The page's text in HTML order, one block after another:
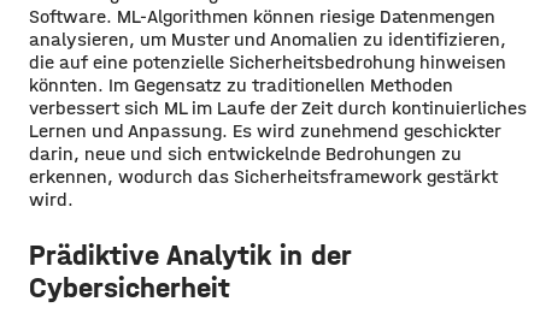
Software. ML-Algorithmen können riesige Datenmengen
analysieren, um Muster und Anomalien zu identifizieren,
die auf eine potenzielle Sicherheitsbedrohung hinweisen
könnten. Im Gegensatz zu traditionellen Methoden
verbessert sich ML im Laufe der Zeit durch kontinuierliches
Lernen und Anpassung. Es wird zunehmend geschickter
darin, neue und sich entwickelnde Bedrohungen zu
erkennen, wodurch das Sicherheitsframework gestärkt
wird.
Prädiktive Analytik in der
Cybersicherheit